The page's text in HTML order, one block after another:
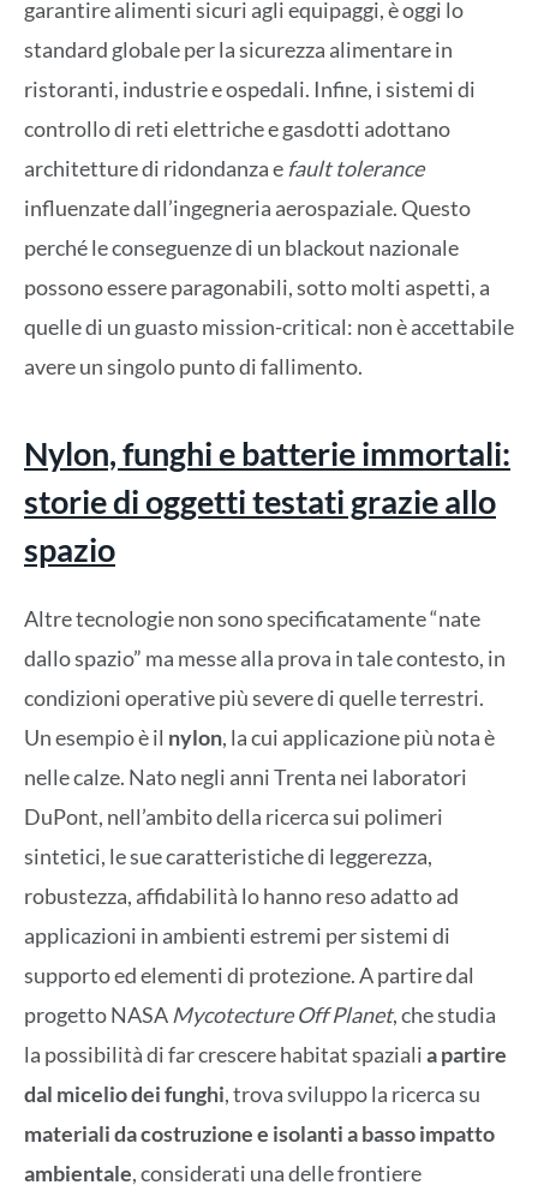
garantire alimenti sicuri agli equipaggi, è oggi lo
standard globale per la sicurezza alimentare in
ristoranti, industrie e ospedali. Infine, i sistemi di
controllo di reti elettriche e gasdotti adottano
architetture di ridondanza e fault tolerance
influenzate dall’ingegneria aerospaziale. Questo
perché le conseguenze di un blackout nazionale
possono essere paragonabili, sotto molti aspetti, a
quelle di un guasto mission-critical: non è accettabile
avere un singolo punto di fallimento.
Nylon, funghi e batterie immortali:
storie di oggetti testati grazie allo
spazio
Altre tecnologie non sono specificatamente “nate
dallo spazio” ma messe alla prova in tale contesto, in
condizioni operative più severe di quelle terrestri.
Un esempio è il nylon, la cui applicazione più nota è
nelle calze. Nato negli anni Trenta nei laboratori
DuPont, nell’ambito della ricerca sui polimeri
sintetici, le sue caratteristiche di leggerezza,
robustezza, affidabilità lo hanno reso adatto ad
applicazioni in ambienti estremi per sistemi di
supporto ed elementi di protezione. A partire dal
progetto NASA Mycotecture Off Planet, che studia
la possibilità di far crescere habitat spazialia partire
dal micelio dei funghi, trova sviluppo la ricerca su
materiali da costruzione e isolanti a basso impatto
ambientale, considerati una delle frontiere